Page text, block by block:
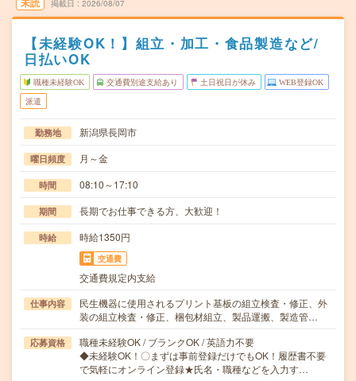
掲載日 2026/08/07
【未経験OK！】組立・加工・食品製造など/
日払いOK
職種未経験OK 交通費別途支給あり 土日祝日が休み WEB登録OK
派遣
勤務地 新潟県長岡市
曜日頻度 月～金
時間 08:10～17:10
期間 長期でお仕事できる方、大歓迎！
時給 時給1350円
交通費
交通費規定内支給
仕事内容
民生機器に使用されるプリント基板の組立検査・修正、外
装の組立検査・修正、梱包材組立、製品運搬、製造管…
応募資格
職種未経験OK / ブランクOK / 英語力不要
◆未経験OK！〇まずは事前登録だけでもOK！履歴書不要
で気軽にオンライン登録★氏名・職種などを入力す…